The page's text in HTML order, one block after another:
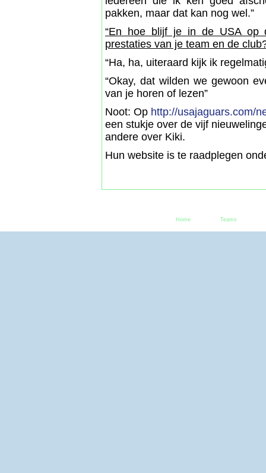
pakken, maar dat kan nog wel.”
“En hoe blijf je in de USA op
prestaties van je team en de
“Ha, ha, uiteraard kijk ik
“Okay, dat wilden we gewoon
van je horen of lezen”
Noot: Op http://usajaguars.com/
een stukje over de vijf
andere over Kiki.
Hun website is te raadplegen
Home Teams